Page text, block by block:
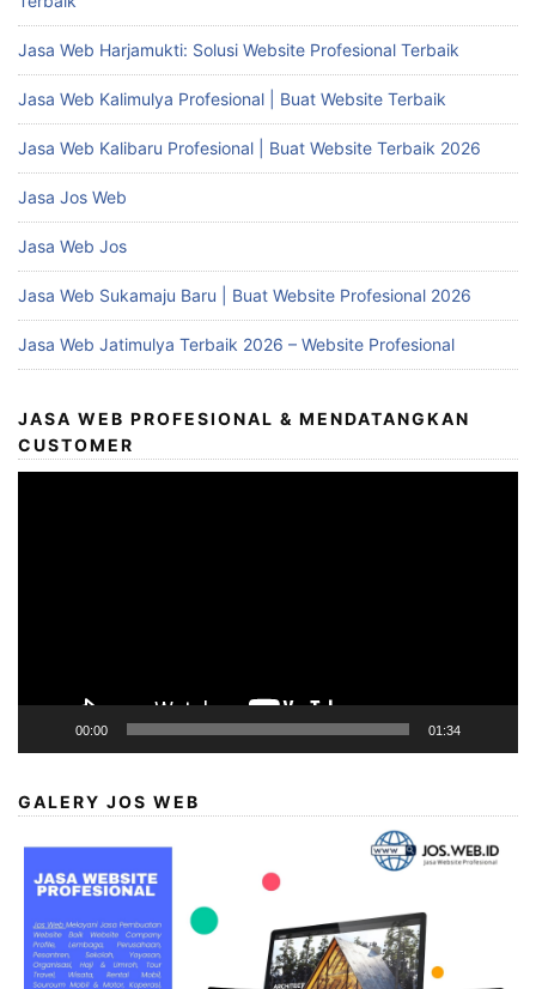
Jasa Web Harjamukti: Solusi Website Profesional Terbaik
Jasa Web Kalimulya Profesional | Buat Website Terbaik
Jasa Web Kalibaru Profesional | Buat Website Terbaik 2026
Jasa Jos Web
Jasa Web Jos
Jasa Web Sukamaju Baru | Buat Website Profesional 2026
Jasa Web Jatimulya Terbaik 2026 – Website Profesional
JASA WEB PROFESIONAL & MENDATANGKAN
CUSTOMER
00:00 01:34
GALERY JOS WEB